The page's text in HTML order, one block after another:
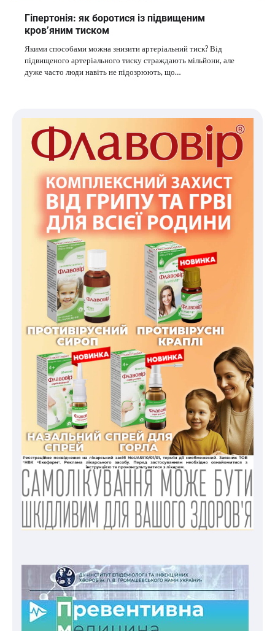
Гіпертонія: як боротися із підвищеним
кров’яним тиском
Якими способами можна знизити артеріальний тиск? Від
підвищеного артеріального тиску страждають мільйони, але
дуже часто люди навіть не підозрюють, що…